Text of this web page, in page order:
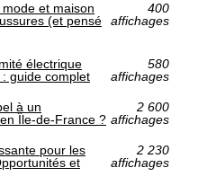
mode et maison
(et pensé
400
affichages
électrique
guide complet
580
affichages
à un
Île-de-France ?
2 600
affichages
pour les
et
2 230
affichages